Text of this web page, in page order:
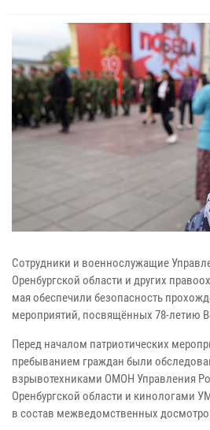
Сотрудники и военнослужащие
Оренбургской области и других
мая обеспечили безопасность
мероприятий, посвящённых 78-летию
Перед началом патриотических
пребыванием граждан были
взрывотехниками ОМОН Управления
Оренбургской области и кинологами
в состав межведомственных